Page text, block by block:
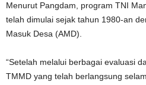
Menurut Pangdam, program TNI
telah dimulai sejak tahun 1980-an
Masuk Desa (AMD).
“Setelah melalui berbagai evaluasi
TMMD yang telah berlangsung